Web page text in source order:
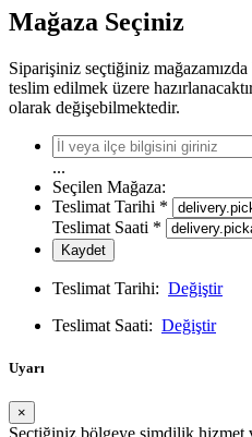
Mağaza Seçiniz
Siparişiniz seçtiğiniz
teslim edilmek üzere
olarak değişebilmektedir.
...
Seçilen Mağaza:
Teslimat Tarihi *
Teslimat Saati *
Kaydet
Teslimat Tarihi: Değiştir
Teslimat Saati: Değiştir
Uyarı
×
Seçtiğiniz bölgeye şimdilik hizmet